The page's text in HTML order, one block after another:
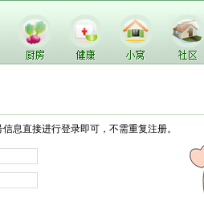
息直接进行登录即可，不需重复注册。